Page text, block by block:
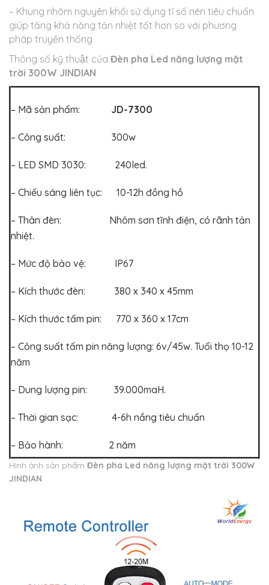
– Khung nhôm nguyên khối sử dụng tỉ số nén tiêu chuẩn
giúp tăng khả năng tản nhiệt tốt hơn so với phương
pháp truyền thống
Thông số kỹ thuật của Đèn pha Led năng lượng mặt
trời 300W JINDIAN
– Mã sản phẩm: JD-7300
– Công suất: 300w
– LED SMD 3030: 240led.
– Chiếu sáng liên tục: 10-12h đồng hồ
– Thân đèn: Nhôm sơn tĩnh điện, có rãnh tản
nhiệt.
– Mức độ bảo vệ: IP67
– Kích thước đèn: 380 x 340 x 45mm
– Kích thước tấm pin: 770 x 360 x 17cm
– Công suất tấm pin năng lượng: 6v/45w. Tuổi thọ 10-12
năm
– Dung lượng pin: 39.000maH.
– Thời gian sạc: 4-6h nắng tiêu chuẩn
– Bảo hành: 2 năm
Hình ảnh sản phẩm Đèn pha Led năng lượng mặt trời 300W
JINDIAN